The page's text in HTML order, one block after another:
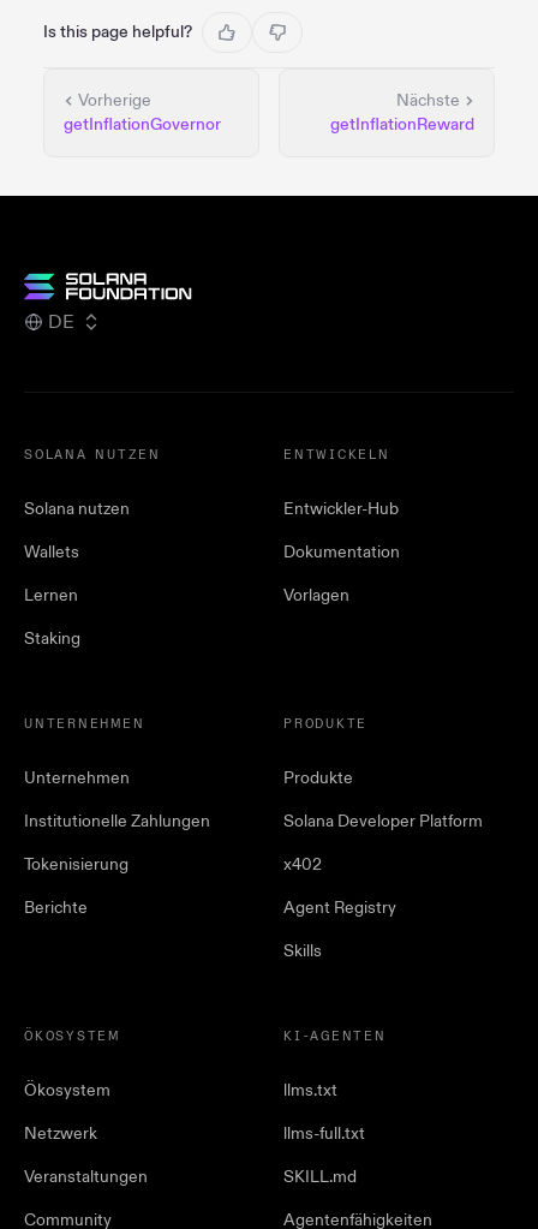
Is this page helpful?
Vorherige
getInflationGovernor
Nächste
getInflationReward
DE
SOLANA NUTZEN
Solana nutzen
Wallets
Lernen
Staking
ENTWICKELN
Entwickler-Hub
Dokumentation
Vorlagen
UNTERNEHMEN
Unternehmen
Institutionelle Zahlungen
Tokenisierung
Berichte
PRODUKTE
Produkte
Solana Developer Platform
x402
Agent Registry
Skills
ÖKOSYSTEM
Ökosystem
Netzwerk
Veranstaltungen
Community
KI-AGENTEN
llms.txt
llms-full.txt
SKILL.md
Agentenfähigkeiten